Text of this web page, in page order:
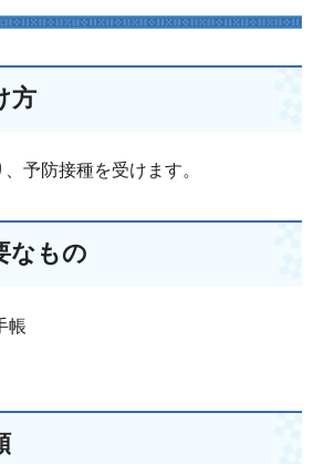
方
予防接種を受けます。
なもの
帳